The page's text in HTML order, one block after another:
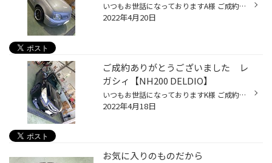
いつもお世話になっておりますA様 ご成約頂きありがとうございました。 14インチ NH200C P-03 装着させていただきました！ エコﾀｲﾔにレーシングホイール最高の組み合わせでした！
2022年4月20日
ご成約ありがとうございました レ
ガシィ【NH200 DELDIO】
いつもお世話になっておりますK様 ご成約頂きありがとうございました。 215/50R17 NH200 DELDIO 装着させていただきました！ ブルーのミラーカットが素敵です！！
2022年4月18日
お気に入りのものだから